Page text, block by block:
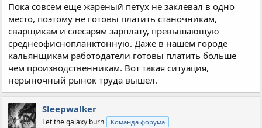
Пока совсем еще жареный петух не заклевал в одно
место, поэтому не готовы платить станочникам,
сварщикам и слесарям зарплату, превышающую
среднеофиснопланктонную. Даже в нашем городе
кальянщикам работодатели готовы платить больше
чем производственникам. Вот такая ситуация,
нерыночный рынок труда вышел.
Sleepwalker
Let the galaxy burn Команда форума